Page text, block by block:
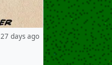
27 days ago